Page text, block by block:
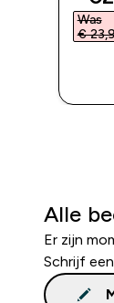
Was
€
Alle
Er zijn
Schrijf